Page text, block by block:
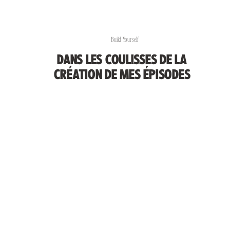
DANS LES COULISSES DE LA
CRÉATION DE MES ÉPISODES
Build Yourself